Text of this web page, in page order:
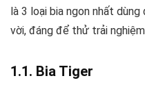
là 3 loại bia ngon nhất
vời, đáng để thử trải
1.1. Bia Tiger